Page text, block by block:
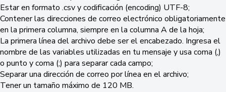
Estar en formato .csv y codificación (encoding) UTF-8;
Contener las direcciones de correo electrónico obligatoriamente
en la primera columna, siempre en la columna A de la hoja;
La primera línea del archivo debe ser el encabezado. Ingresa el
nombre de las variables utilizadas en tu mensaje y usa coma (,)
o punto y coma (;) para separar cada campo;
Separar una dirección de correo por línea en el archivo;
Tener un tamaño máximo de 120 MB.